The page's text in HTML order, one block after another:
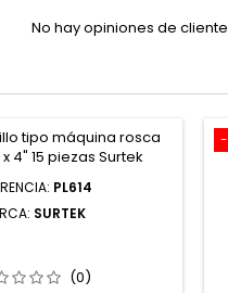
No hay opiniones de
PL614
SURTEK
SURTEK (0)